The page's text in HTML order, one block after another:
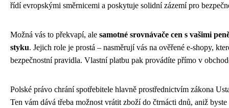
řídí evropskými směrnicemi a poskytuje solidní zázemí pro
Možná vás to překvapí, ale samotné srovnávače cen s vašimi
styku. Jejich role je prostá – nasměrují vás na ověřené e-shopy,
bezpečnostní pravidla. Vlastní platbu pak provádíte přímo v
Polské právo chrání spotřebitele hlavně prostřednictvím zákona
Ten vám dává třeba možnost vrátit zboží do čtrnácti dnů, aniž